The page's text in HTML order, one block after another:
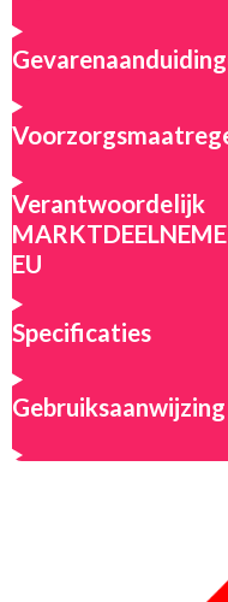
Verantwoordelijk
EU
Specificaties
Gebruiksaanwijzing